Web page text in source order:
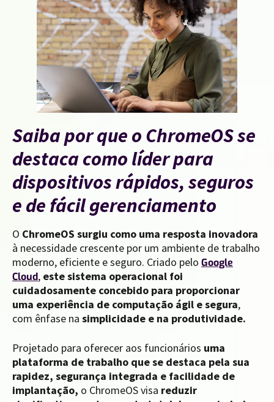
Saiba por que o ChromeOS se
destaca como líder para
dispositivos rápidos, seguros
e de fácil gerenciamento
O ChromeOS surgiu como uma resposta inovadora
à necessidade crescente por um ambiente de trabalho
moderno, eficiente e seguro. Criado pelo Google
Cloud, este sistema operacional foi
cuidadosamente concebido para proporcionar
uma experiência de computação ágil e segura,
com ênfase na simplicidade e na produtividade.
Projetado para oferecer aos funcionários uma
plataforma de trabalho que se destaca pela sua
rapidez, segurança integrada e facilidade de
implantação, o ChromeOS visa reduzir